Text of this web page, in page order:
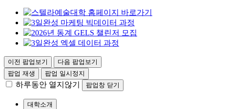
이전 팝업보기
다음 팝업보기
팝업 재생
팝업 일시정지
하루동안 열지않기 팝업창 닫기
대학소개